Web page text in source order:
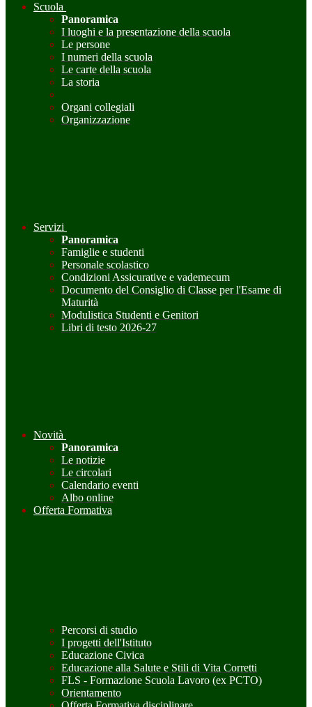
Scuola
Panoramica
I luoghi e la presentazione della scuola
Le persone
I numeri della scuola
Le carte della scuola
La storia
Organi collegiali
Organizzazione
Servizi
Panoramica
Famiglie e studenti
Personale scolastico
Condizioni Assicurative e vademecum
Documento del Consiglio di Classe per l'Esame di
Maturità
Modulistica Studenti e Genitori
Libri di testo 2026-27
Novità
Panoramica
Le notizie
Le circolari
Calendario eventi
Albo online
Offerta Formativa
Percorsi di studio
I progetti dell'Istituto
Educazione Civica
Educazione alla Salute e Stili di Vita Corretti
FLS - Formazione Scuola Lavoro (ex PCTO)
Orientamento